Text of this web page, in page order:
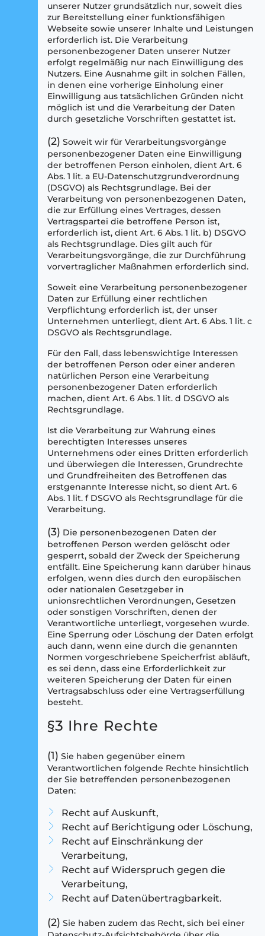
unserer Nutzer grundsätzlich nur, soweit dies
zur Bereitstellung einer funktionsfähigen
Webseite sowie unserer Inhalte und Leistungen
erforderlich ist. Die Verarbeitung
personenbezogener Daten unserer Nutzer
erfolgt regelmäßig nur nach Einwilligung des
Nutzers. Eine Ausnahme gilt in solchen Fällen,
in denen eine vorherige Einholung einer
Einwilligung aus tatsächlichen Gründen nicht
möglich ist und die Verarbeitung der Daten
durch gesetzliche Vorschriften gestattet ist.
(2) Soweit wir für Verarbeitungsvorgänge
personenbezogener Daten eine Einwilligung
der betroffenen Person einholen, dient Art. 6
Abs. 1 lit. a EU-Datenschutzgrundverordnung
(DSGVO) als Rechtsgrundlage. Bei der
Verarbeitung von personenbezogenen Daten,
die zur Erfüllung eines Vertrages, dessen
Vertragspartei die betroffene Person ist,
erforderlich ist, dient Art. 6 Abs. 1 lit. b) DSGVO
als Rechtsgrundlage. Dies gilt auch für
Verarbeitungsvorgänge, die zur Durchführung
vorvertraglicher Maßnahmen erforderlich sind.
Soweit eine Verarbeitung personenbezogener
Daten zur Erfüllung einer rechtlichen
Verpflichtung erforderlich ist, der unser
Unternehmen unterliegt, dient Art. 6 Abs. 1 lit. c
DSGVO als Rechtsgrundlage.
Für den Fall, dass lebenswichtige Interessen
der betroffenen Person oder einer anderen
natürlichen Person eine Verarbeitung
personenbezogener Daten erforderlich
machen, dient Art. 6 Abs. 1 lit. d DSGVO als
Rechtsgrundlage.
Ist die Verarbeitung zur Wahrung eines
berechtigten Interesses unseres
Unternehmens oder eines Dritten erforderlich
und überwiegen die Interessen, Grundrechte
und Grundfreiheiten des Betroffenen das
erstgenannte Interesse nicht, so dient Art. 6
Abs. 1 lit. f DSGVO als Rechtsgrundlage für die
Verarbeitung.
(3) Die personenbezogenen Daten der
betroffenen Person werden gelöscht oder
gesperrt, sobald der Zweck der Speicherung
entfällt. Eine Speicherung kann darüber hinaus
erfolgen, wenn dies durch den europäischen
oder nationalen Gesetzgeber in
unionsrechtlichen Verordnungen, Gesetzen
oder sonstigen Vorschriften, denen der
Verantwortliche unterliegt, vorgesehen wurde.
Eine Sperrung oder Löschung der Daten erfolgt
auch dann, wenn eine durch die genannten
Normen vorgeschriebene Speicherfrist abläuft,
es sei denn, dass eine Erforderlichkeit zur
weiteren Speicherung der Daten für einen
Vertragsabschluss oder eine Vertragserfüllung
besteht.
§3 Ihre Rechte
(1) Sie haben gegenüber einem
Verantwortlichen folgende Rechte hinsichtlich
der Sie betreffenden personenbezogenen
Daten:
Recht auf Auskunft,
Recht auf Berichtigung oder Löschung,
Recht auf Einschränkung der
Verarbeitung,
Recht auf Widerspruch gegen die
Verarbeitung,
Recht auf Datenübertragbarkeit.
(2) Sie haben zudem das Recht, sich bei einer